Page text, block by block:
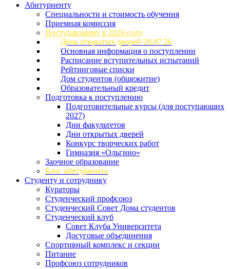
Абитуриенту
Специальности и стоимость обучения
Приемная комиссия
Поступающему в 2026 году
День открытых дверей 28.07.26
Основная информация о поступлении
Расписание вступительных испытаний
Рейтинговые списки
Дом студентов (общежитие)
Образовательный кредит
Подготовка к поступлению
Подготовительные курсы (для поступающих
2027)
Дни факультетов
Дни открытых дверей
Конкурс творческих работ
Гимназия «Ольгино»
Заочное образование
Блог абитуриента
Студенту и сотруднику
Кураторы
Студенческий профсоюз
Студенческий Совет Дома студентов
Студенческий клуб
Совет Клуба Университета
Досуговые объединения
Спортивный комплекс и секции
Питание
Профсоюз сотрудников